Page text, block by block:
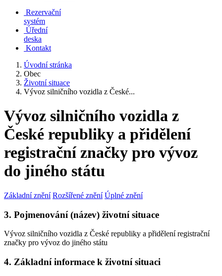
Rezervační
systém
Úřední
deska
Kontakt
Úvodní stránka
Obec
Životní situace
Vývoz silničního vozidla z České...
Vývoz silničního vozidla z
České republiky a přidělení
registrační značky pro vývoz
do jiného státu
Základní znění Rozšířené znění Úplné znění
3. Pojmenování (název) životní situace
Vývoz silničního vozidla z České republiky a přidělení registrační
značky pro vývoz do jiného státu
4. Základní informace k životní situaci